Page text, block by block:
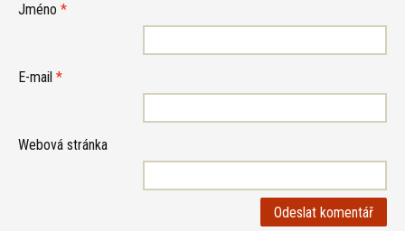
Jméno *
E-mail *
Webová stránka